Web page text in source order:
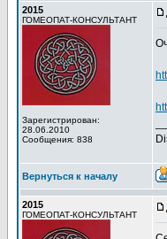
2015
ГОМЕОПАТ-КОНСУЛЬТАНТ
Зарегистрирован:
28.06.2010
Сообщения: 838
Вернуться к началу
2015
ГОМЕОПАТ-КОНСУЛЬТАНТ